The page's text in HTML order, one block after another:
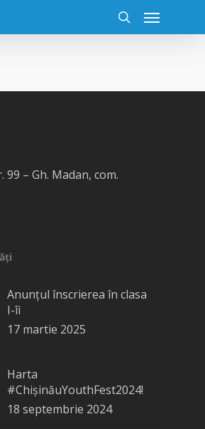
99 – Gh. Madan, com.
Anunțul înscrierea în clasa
I-îi
17 martie 2025
Harta
#ChișinăuYouthFest2024!
18 septembrie 2024